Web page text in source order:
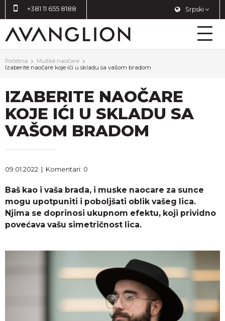
+381 11 655 8188 Srpski
Početna
Muške naočare
Izaberite naočare koje ići u skladu sa vašom bradom
IZABERITE NAOČARE
KOJE IĆI U SKLADU SA
VAŠOM BRADOM
09.01.2022 | Komentari: 0
Baš kao i vaša brada, i muske naocare za sunce
mogu upotpuniti i poboljšati oblik vašeg lica.
Njima se doprinosi ukupnom efektu, koji prividno
povećava vašu simetričnost lica.